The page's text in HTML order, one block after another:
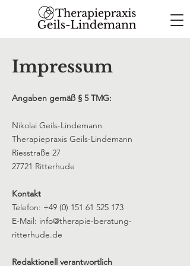
Impressum
Angaben gemäß § 5 TMG:
Nikolai Geils-Lindemann
Therapiepraxis Geils-Lindemann
Riesstraße 27
27721 Ritterhude
Kontakt
Telefon: +49 (0) 151 61 525 173
E-Mail: info@therapie-beratung-
ritterhude.de
Redaktionell verantwortlich